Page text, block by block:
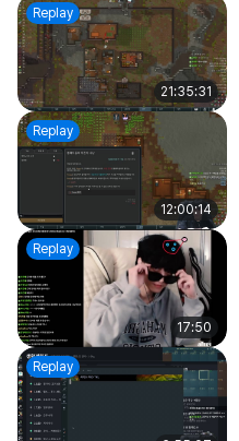
Replay
21:35:31
Replay
12:00:14
Replay
17:50
Replay